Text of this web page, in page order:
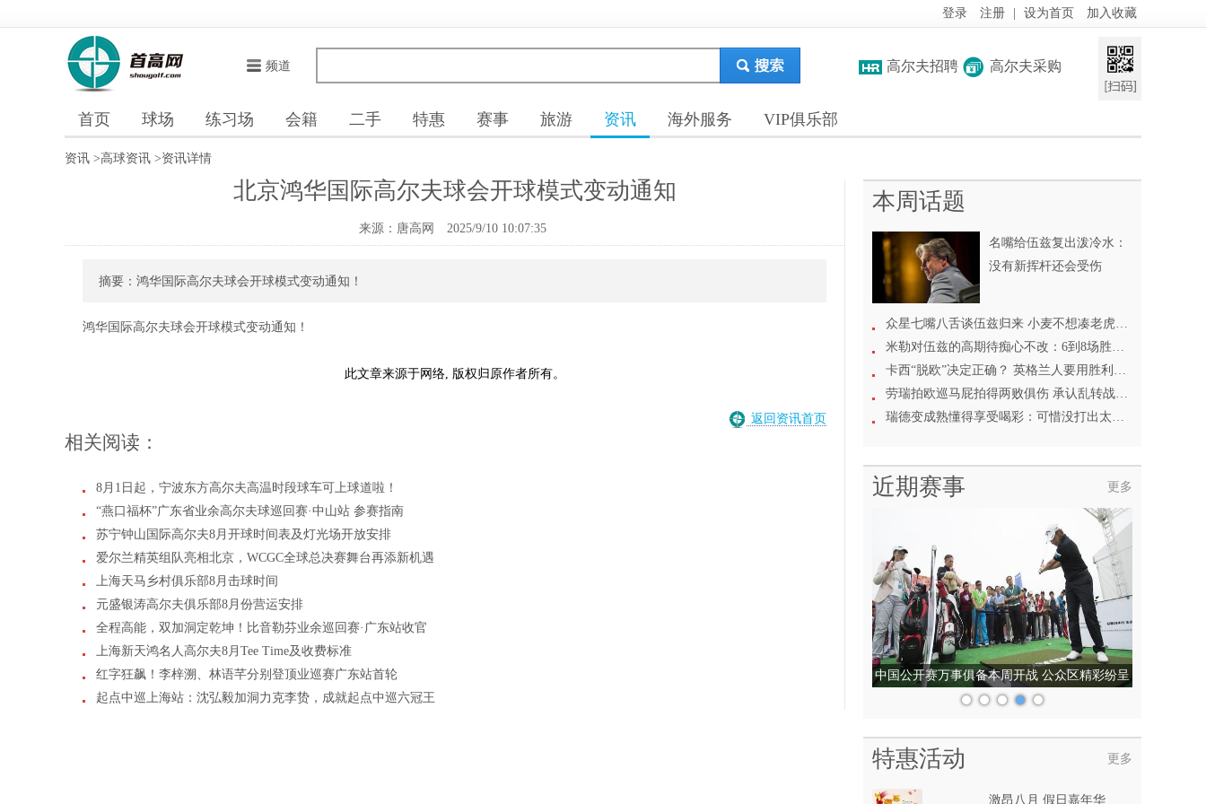
登录 注册 设为首页 加入收藏
高尔夫招聘 高尔夫采购
频道
首页 球场 练习场 会籍 二手 特惠 赛事 旅游 资讯 海外服务 VIP俱乐部
资讯 >高球资讯 >资讯详情
北京鸿华国际高尔夫球会开球模式变动通知
来源：唐高网 2025/9/10 10:07:35
摘要：鸿华国际高尔夫球会开球模式变动通知！
鸿华国际高尔夫球会开球模式变动通知！
此文章来源于网络, 版权归原作者所有。
返回资讯首页
相关阅读：
8月1日起，宁波东方高尔夫高温时段球车可上球道啦！
“燕口福杯”广东省业余高尔夫球巡回赛·中山站 参赛指南
苏宁钟山国际高尔夫8月开球时间表及灯光场开放安排
爱尔兰精英组队亮相北京，WCGC全球总决赛舞台再添新机遇
上海天马乡村俱乐部8月击球时间
元盛银涛高尔夫俱乐部8月份营运安排
全程高能，双加洞定乾坤！比音勒芬业余巡回赛·广东站收官
上海新天鸿名人高尔夫8月Tee Time及收费标准
红字狂飙！李梓溯、林语芊分别登顶业巡赛广东站首轮
起点中巡上海站：沈弘毅加洞力克李贽，成就起点中巡六冠王
本周话题
名嘴给伍兹复出泼冷水：
没有新挥杆还会受伤
众星七嘴八舌谈伍兹归来 小麦不想凑老虎热闹
米勒对伍兹的高期待痴心不改：6到8场胜利没问题
卡西“脱欧”决定正确？ 英格兰人要用胜利来证明
劳瑞拍欧巡马屁拍得两败俱伤 承认乱转战线遭反噬
瑞德变成熟懂得享受喝彩：可惜没打出太多精彩球
更多
近期赛事
中国公开赛万事俱备本周开战 公众区精彩纷呈
更多
特惠活动
激昂八月 假日嘉年华